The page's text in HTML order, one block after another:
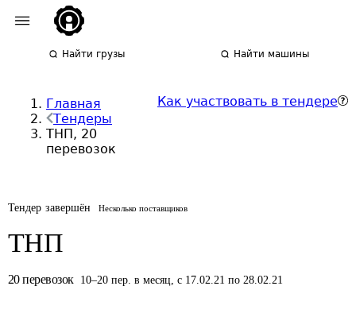
Найти грузы Найти машины
Главная
Тендеры
ТНП, 20
перевозок
Как участвовать в тендере
Тендер завершён Несколько поставщиков
ТНП
20 перевозок 10–20 пер. в месяц, с 17.02.21 по 28.02.21